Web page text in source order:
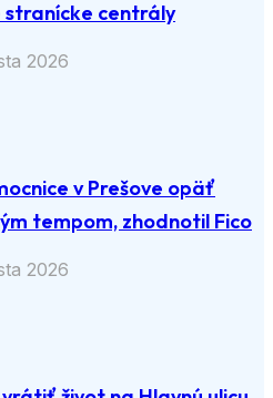
stranícke centrály
2026
v Prešove opäť
tempom, zhodnotil Fico
2026